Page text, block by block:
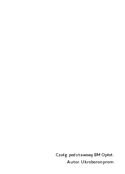
Czołg podstawowy BM Opłot.
Autor. Ukroboronprom